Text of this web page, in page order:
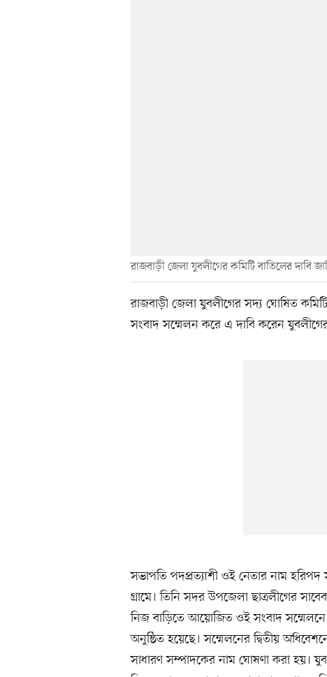
রাজবাড়ী জেলা যুবলীগের কমিটি বাতিলের দাবি
রাজবাড়ী জেলা যুবলীগের সদ্য ঘোষিত
সংবাদ সম্মেলন করে এ দাবি করেন
সভাপতি পদপ্রত্যাশী ওই নেতার নাম
গ্রামে। তিনি সদর উপজেলা ছাত্রলীগের
নিজ বাড়িতে আয়োজিত ওই সংবাদ সম্মেলনে
অনুষ্ঠিত হয়েছে। সম্মেলনের দ্বিতীয়
সাধারণ সম্পাদকের নাম ঘোষণা করা হয়।